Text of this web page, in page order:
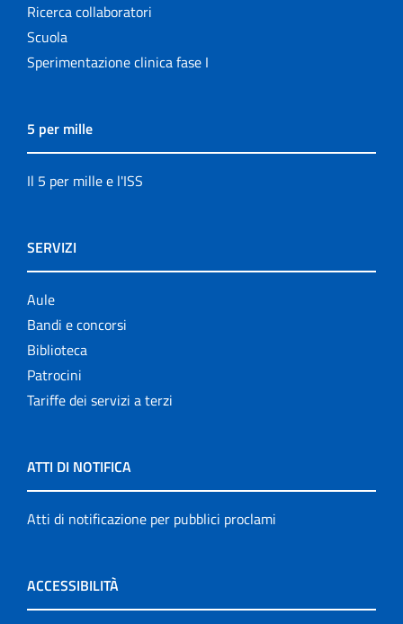
Ricerca collaboratori
Scuola
Sperimentazione clinica fase I
5 per mille
Il 5 per mille e l'ISS
SERVIZI
Aule
Bandi e concorsi
Biblioteca
Patrocini
Tariffe dei servizi a terzi
ATTI DI NOTIFICA
Atti di notificazione per pubblici proclami
ACCESSIBILITÀ